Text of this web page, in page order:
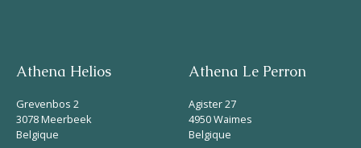
Athena Helios
Grevenbos 2
3078 Meerbeek
Belgique
Athena Le Perron
Agister 27
4950 Waimes
Belgique